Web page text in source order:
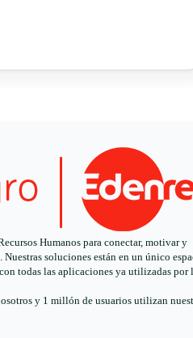
Humanos para conectar, motivar y
soluciones están en un único
todas las aplicaciones ya utilizadas por
y 1 millón de usuarios utilizan